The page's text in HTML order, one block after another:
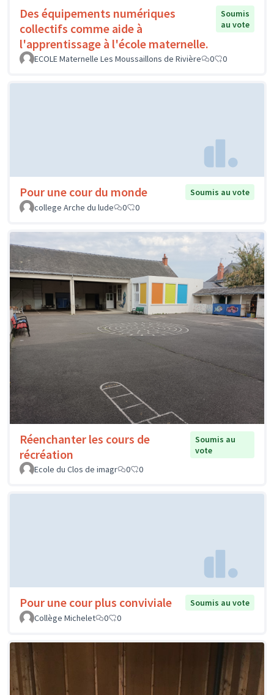
Des équipements numériques
collectifs comme aide à
l'apprentissage à l'école maternelle.
Soumis
au vote
ECOLE Maternelle Les Moussaillons de Rivière 0 0
Pour une cour du monde
Soumis au vote
college Arche du lude
0 0
Réenchanter les cours de
récréation
Soumis au
vote
Ecole du Clos de imagr
0 0
Pour une cour plus conviviale
Soumis au vote
Collège Michelet
0 0